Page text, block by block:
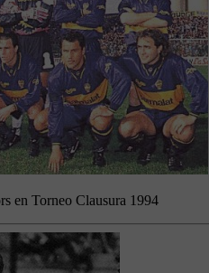
en Torneo Clausura 1994